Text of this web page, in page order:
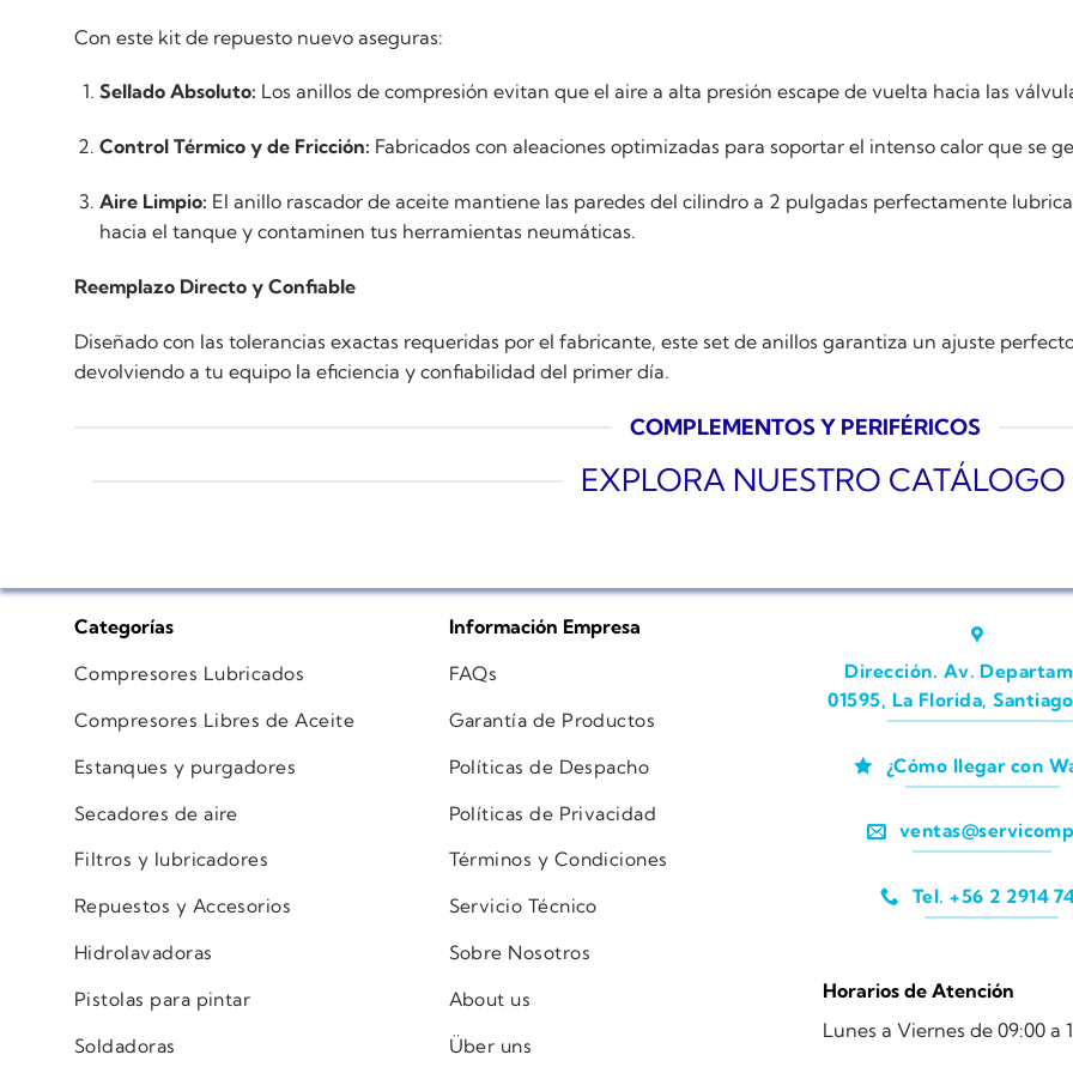
Con este kit de repuesto nuevo aseguras:
Sellado Absoluto: Los anillos de compresión evitan que el aire a alta presión escape de vuelta hacia las
Control Térmico y de Fricción: Fabricados con aleaciones optimizadas para soportar el intenso calor que se
Aire Limpio: El anillo rascador de aceite mantiene las paredes del cilindro a 2 pulgadas perfectamente
hacia el tanque y contaminen tus herramientas neumáticas.
Reemplazo Directo y Confiable
Diseñado con las tolerancias exactas requeridas por el fabricante, este set de anillos garantiza un ajuste
devolviendo a tu equipo la eficiencia y confiabilidad del primer día.
COMPLEMENTOS Y PERIFÉRICOS
EXPLORA NUESTRO CATÁLOGO
Categorías
Compresores Lubricados
Compresores Libres de Aceite
Estanques y purgadores
Secadores de aire
Filtros y lubricadores
Repuestos y Accesorios
Hidrolavadoras
Pistolas para pintar
Soldadoras
Información Empresa
FAQs
Garantía de Productos
Políticas de Despacho
Políticas de Privacidad
Términos y Condiciones
Servicio Técnico
Sobre Nosotros
About us
Über uns
Dirección. Av.
01595, La Florida,
¿Cómo llegar con
Tel. +56 2 2914
Horarios de Atención
Lunes a Viernes de 09:00 a